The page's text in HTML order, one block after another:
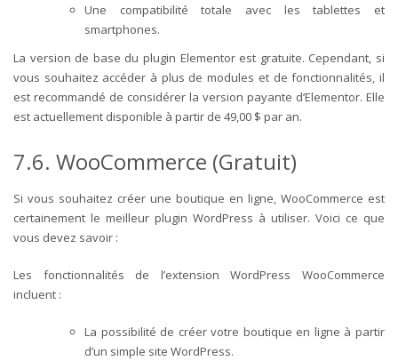
Une compatibilité totale avec les tablettes et
smartphones.
La version de base du plugin Elementor est gratuite. Cependant, si
vous souhaitez accéder à plus de modules et de fonctionnalités, il
est recommandé de considérer la version payante d’Elementor. Elle
est actuellement disponible à partir de 49,00 $ par an.
7.6. WooCommerce (Gratuit)
Si vous souhaitez créer une boutique en ligne, WooCommerce est
certainement le meilleur plugin WordPress à utiliser. Voici ce que
vous devez savoir :
Les fonctionnalités de l’extension WordPress WooCommerce
incluent :
La possibilité de créer votre boutique en ligne à partir
d’un simple site WordPress.